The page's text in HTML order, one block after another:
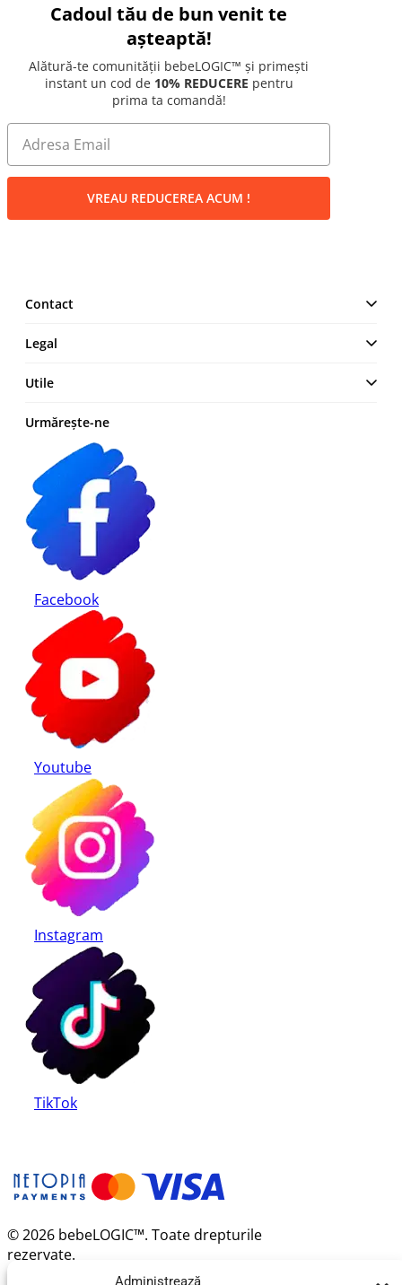
Administrează
Cadoul tău de bun venit te
așteaptă!
Alătură-te comunității bebeLOGIC™ și primești
instant un cod de 10% REDUCERE pentru
prima ta comandă!
VREAU REDUCEREA ACUM !
Contact
MAKE IT LOGIC SRL
Str. Lt. Aurel Botea, Nr. 4,
România
+4 0744 23 0000
Legal
Termeni și Condiții
Politica cookies
Utile
Cum comand
Modalități de plată
Retur produse
Urmărește-ne
Facebook
Youtube
Instagram
TikTok
© 2026 bebeLOGIC™. Toate drepturile
rezervate.